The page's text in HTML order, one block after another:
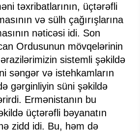
təxribatlarının, üçtərəfli
və sülh çağırışlarına
nəticəsi idi. Son
Ordusunun mövqelərinin
sistemli şəkildə
səngər və istehkamların
gərginliyin süni şəkildə
Ermənistanın bu
üçtərəfli bəyanatın
zidd idi. Bu, həm də